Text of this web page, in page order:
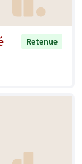
Retenue